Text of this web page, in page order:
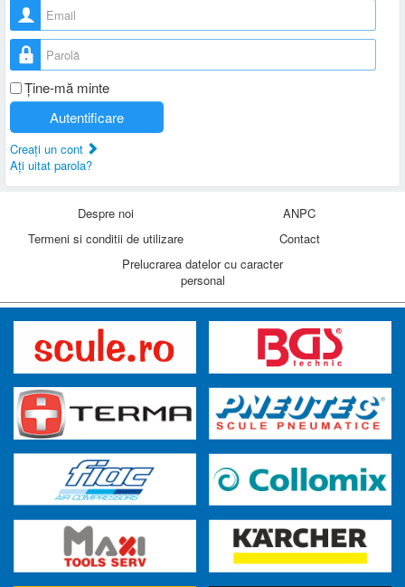
Nume utilizator
Parolă
Ţine-mă minte
Autentificare
Creaţi un cont
Aţi uitat parola?
Despre noi
ANPC
Termeni si conditii de utilizare
Contact
Prelucrarea datelor cu caracter
personal